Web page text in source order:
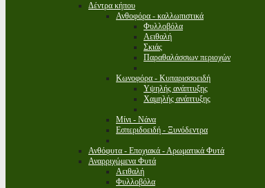
Δέντρα κήπου
Ανθοφόρα - καλλωπιστικά
Φυλλοβόλα
Αειθαλή
Σκιάς
Παραθαλάσσιων περιοχών
Κωνοφόρα - Κυπαρισσοειδή
Υψηλής ανάπτυξης
Χαμηλής ανάπτυξης
Μίνι - Νάνα
Εσπεριδοειδή - Ξυνόδεντρα
Ανθόφυτα - Εποχιακά - Αρωματικά Φυτά
Αναρριχώμενα Φυτά
Αειθαλή
Φυλλοβόλα